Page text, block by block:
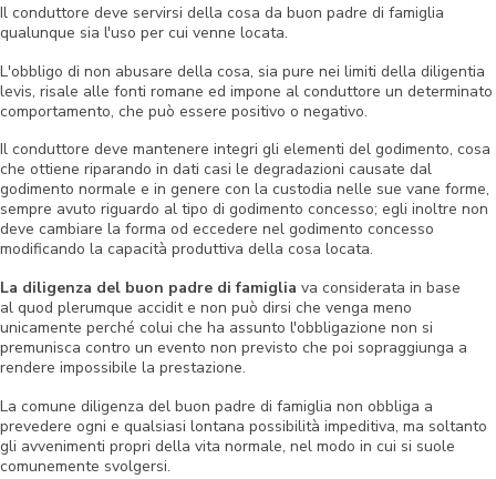
Il conduttore deve servirsi della cosa da buon padre di famiglia
qualunque sia l'uso per cui venne locata.
L'obbligo di non abusare della cosa, sia pure nei limiti della diligentia
levis, risale alle fonti romane ed impone al conduttore un determinato
comportamento, che può essere positivo o negativo.
Il conduttore deve mantenere integri gli elementi del godimento, cosa
che ottiene riparando in dati casi le degradazioni causate dal
godimento normale e in genere con la custodia nelle sue vane forme,
sempre avuto riguardo al tipo di godimento concesso; egli inoltre non
deve cambiare la forma od eccedere nel godimento concesso
modificando la capacità produttiva della cosa locata.
La diligenza del buon padre di famiglia va considerata in base
al quod plerumque accidite non può dirsi che venga meno
unicamente perché colui che ha assunto l'obbligazione non si
premunisca contro un evento non previsto che poi sopraggiunga a
rendere impossibile la prestazione.
La comune diligenza del buon padre di famiglia non obbliga a
prevedere ogni e qualsiasi lontana possibilità impeditiva, ma soltanto
gli avvenimenti propri della vita normale, nel modo in cui si suole
comunemente svolgersi.